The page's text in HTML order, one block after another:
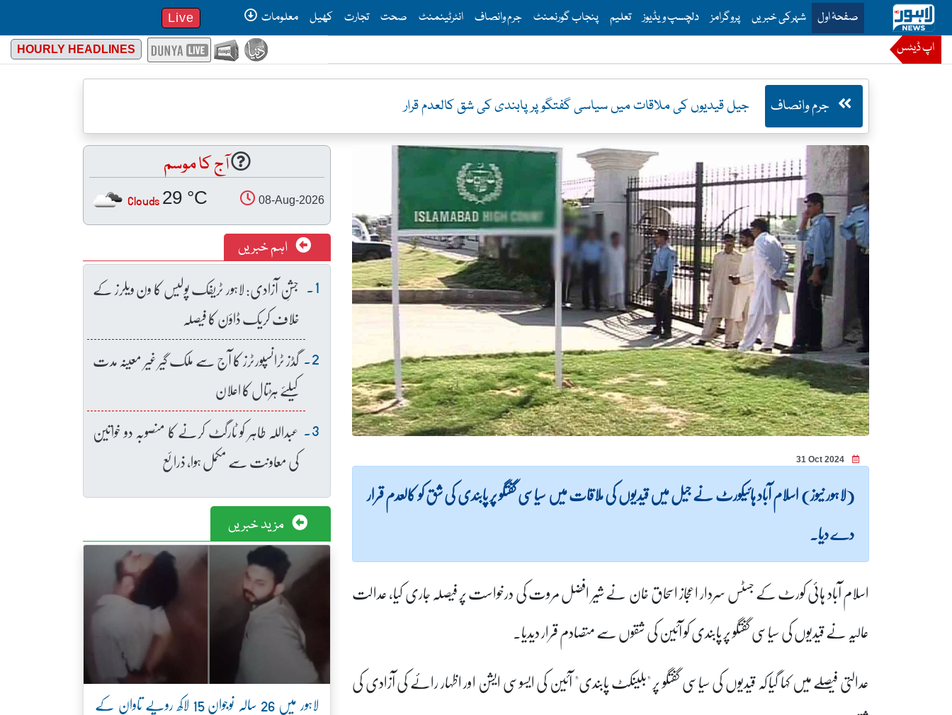
صفحۂ اولThis is the main menu for Lahore News
شہرکی خبریں پروگرامز دلچسپ ویڈیوز تعلیم پنجاب گورنمنٹ جرم وانصاف انٹرٹینمنٹ صحت تجارت کھیل معلومات Live
اپ ڈیٹس HOURLY HEADLINES
جیل قیدیوں کی ملاقات میں سیاسی گفتگو پر پابندی کی شق کالعدم قرار
31 Oct 2024
(لاہور نیوز) اسلام آباد ہائیکورٹ نے جیل میں قیدیوں کی ملاقات میں سیاسی گفتگو پر پابندی کی شق کو کالعدم قرار
دے دیا۔
اسلام آباد ہائی کورٹ کے جسٹس سردار اعجاز اسحاق خان نے شیر افضل مروت کی درخواست پر فیصلہ جاری کیا، عدالت
عالیہ نے قیدیوں کی سیاسی گفتگو پر پابندی کو آئین کی شقوں سے متصادم قرار دیدیا۔
عدالتی فیصلے میں کہا گیا کہ قیدیوں کی سیاسی گفتگو پر "بلینکٹ پابندی" آئین کی ایسوسی ایشن اور اظہار رائے کی آزادی کی
آج کا موسم
08-Aug-2026
29 °C
Clouds
اہم خبریں
جشنِ آزادی: لاہور ٹریفک پولیس کا ون ویلرز کے
خلاف کریک ڈاؤن کا فیصلہ
گڈز ٹرانسپورٹرز کا آج سے ملک گیر غیر معینہ مدت
کیلئے ہڑتال کا اعلان
عبداللہ طاہر کو ٹارگٹ کرنے کا منصوبہ دو خواتین
کی معاونت سے مکمل ہوا، ذرائع
مزید خبریں
لاہور میں 26 سالہ نوجوان 15 لاکھ روپے تاوان کے